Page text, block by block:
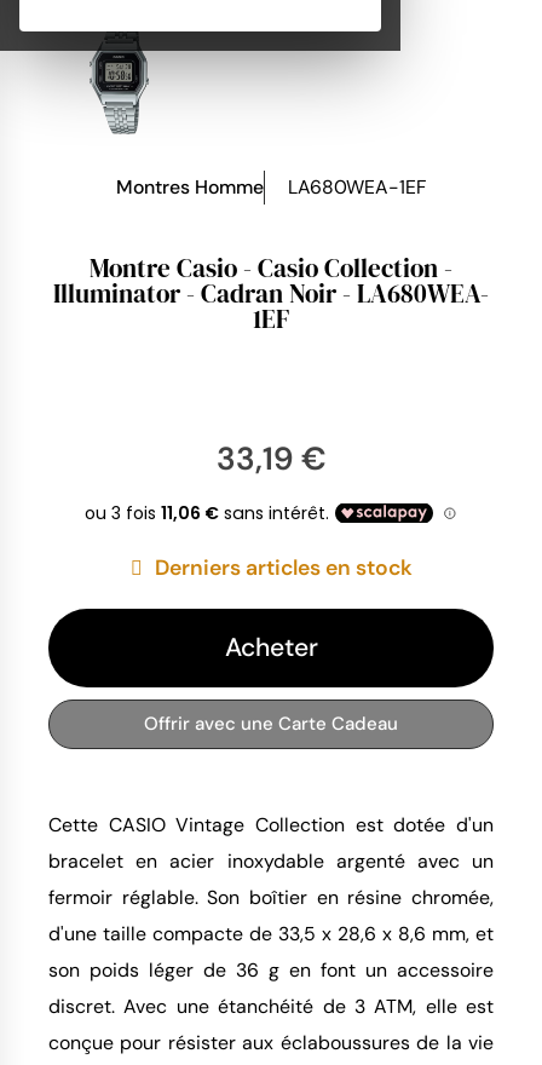
Montres Homme LA680WEA-1EF
Montre Casio - Casio Collection -
Illuminator - Cadran Noir - LA680WEA-
1EF
33,19 €
Derniers articles en stock
Acheter
Offrir avec une Carte Cadeau
Cette CASIO Vintage Collection est dotée d'un
bracelet en acier inoxydable argenté avec un
fermoir réglable. Son boîtier en résine chromée,
d'une taille compacte de 33,5 x 28,6 x 8,6 mm, et
son poids léger de 36 g en font un accessoire
discret. Avec une étanchéité de 3 ATM, elle est
conçue pour résister aux éclaboussures de la vie